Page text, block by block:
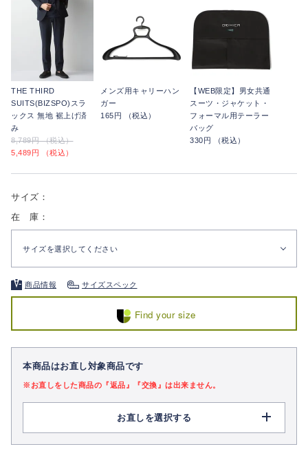
THE THIRD
SUITS(BIZSPO)スラ
ックス 無地 裾上げ済
み
8,789円 （税込）
5,489円 （税込）
メンズ用キャリーハン
ガー
165円 （税込）
【WEB限定】男女共通
スーツ・ジャケット・
フォーマル用テーラー
バッグ
330円 （税込）
サイズ：
在 庫：
サイズを選択してください
商品情報 サイズスペック
Find your size
本商品はお直し対象商品です
※お直しをした商品の『返品』『交換』は出来ません。
お直しを選択する